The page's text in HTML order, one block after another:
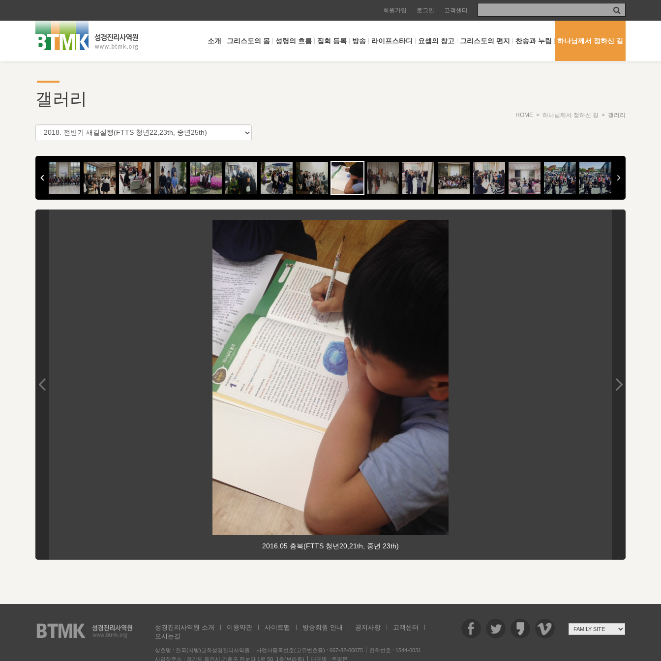
회원가입 로그인 고객센터
소개 그리스도의 몸 성령의 흐름 집회 등록 방송 라이프스타디 요셉의 창고 그리스도의 편지 찬송과 누림 하나님께서 정하신 길
갤러리
HOME > 하나님께서 정하신 길 > 갤러리
2016.05 충북(FTTS 청년20,21th, 중년 23th)
성경진리사역원 소개 이용약관 사이트맵 방송회원 안내 공지사항
고객센터
오시는길
상호명 : 한국(지방)교회성경진리사역원 사업자등록번호(고유번호증) : 667-82-00075
전화번호 : 1544-0031
사업장주소 : 경기도 용인시 기흥구 한보라 1로 50, 1층(보라동)
대표명 : 주평문